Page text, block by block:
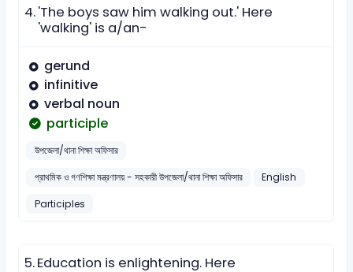
4.'The boys saw him walking out.' Here
'walking' is a/an-
gerund
infinitive
verbal noun
participle
উপজেলা/থানা শিক্ষা অফিসার
প্রাথমিক ও গণশিক্ষা মন্ত্রণালয় - সহকারী উপজেলা/থানা শিক্ষা অফিসার
English
Participles
5.Education is enlightening. Here